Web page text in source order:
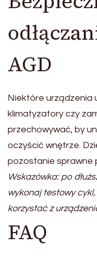
AGD
Niektóre urządzenia
klimatyzatory czy
przechowywać, by
oczyścić wnętrze.
pozostanie sprawne
Wskazówka: po
wykonaj testowy
korzystać z
FAQ